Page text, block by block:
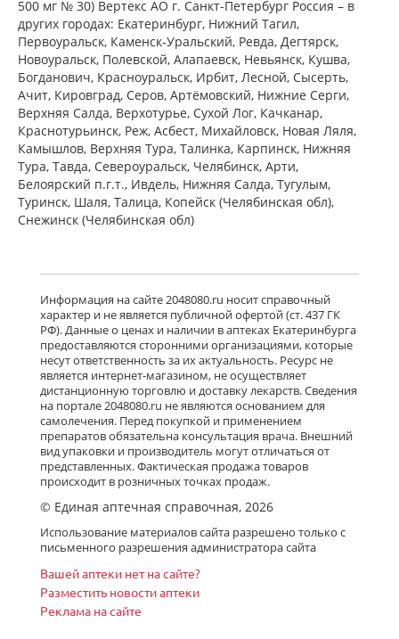
от 1 790,00 до 3 422,00
Венарус (табл. п. плен. о. 50 мг+450
мг № 30) Алиум АО (Московская
обл,.рп. Оболенск) Россия
есть в 487 аптеках
от 890,00 до 1 980,00
Венарус (табл. п. плен. о. 50 мг+450
мг № 60) Алиум АО (Московская
обл,.рп. Оболенск) Россия
есть в 444 аптеках
Детралекс (табл. п. плен. о. 1000 мг
№ 60) Лаборатории Сервье
Индастри Франция Сервье РУС ООО
Россия
есть в 674 аптеках
от 2 746,00 до 4 170,00
Флебавен (табл. п. плен. о. 500 мг №
32) КРКА-Рус ООО Россия
есть в 25 аптеках
от 865,00 до 1 566,00
64) КРКА-Рус ООО Россия
Нет в аптеках города
500 мг № 30) Вертекс АО г. Санкт-Петербург Россия – в
других городах: Екатеринбург, Нижний Тагил,
Первоуральск, Каменск-Уральский, Ревда, Дегтярск,
Новоуральск, Полевской, Алапаевск, Невьянск, Кушва,
Богданович, Красноуральск, Ирбит, Лесной, Сысерть,
Ачит, Кировград, Серов, Артёмовский, Нижние Cерги,
Верхняя Салда, Верхотурье, Сухой Лог, Качканар,
Краснотурьинск, Реж, Асбест, Михайловск, Новая Ляля,
Камышлов, Верхняя Тура, Талинка, Карпинск, Нижняя
Тура, Тавда, Североуральск, Челябинск, Арти,
Белоярский п.г.т., Ивдель, Нижняя Салда, Тугулым,
Туринск, Шаля, Талица, Копейск (Челябинская обл),
Снежинск (Челябинская обл)
Информация на сайте 2048080.ru носит справочный
характер и не является публичной офертой (ст. 437 ГК
РФ). Данные о ценах и наличии в аптеках Екатеринбурга
предоставляются сторонними организациями, которые
несут ответственность за их актуальность. Ресурс не
является интернет-магазином, не осуществляет
дистанционную торговлю и доставку лекарств. Сведения
на портале 2048080.ru не являются основанием для
самолечения. Перед покупкой и применением
препаратов обязательна консультация врача. Внешний
вид упаковки и производитель могут отличаться от
представленных. Фактическая продажа товаров
происходит в розничных точках продаж.
© Единая аптечная справочная, 2026
Использование материалов сайта разрешено только с
письменного разрешения администратора сайта
Вашей аптеки нет на сайте?
Разместить новости аптеки
Реклама на сайте